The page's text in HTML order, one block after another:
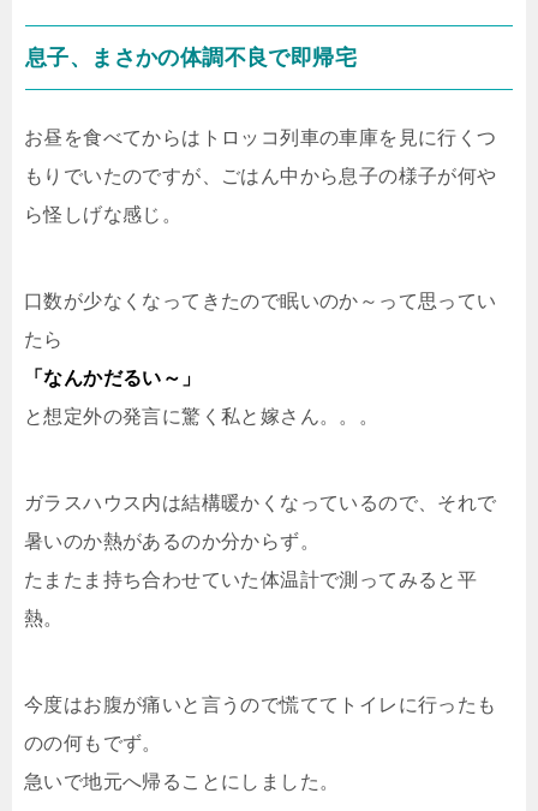
息子、まさかの体調不良で即帰宅
お昼を食べてからはトロッコ列車の車庫を見に行くつ
もりでいたのですが、ごはん中から息子の様子が何や
ら怪しげな感じ。
口数が少なくなってきたので眠いのか～って思ってい
たら
「なんかだるい～」
と想定外の発言に驚く私と嫁さん。。。
ガラスハウス内は結構暖かくなっているので、それで
暑いのか熱があるのか分からず。
たまたま持ち合わせていた体温計で測ってみると平
熱。
今度はお腹が痛いと言うので慌ててトイレに行ったも
のの何もでず。
急いで地元へ帰ることにしました。